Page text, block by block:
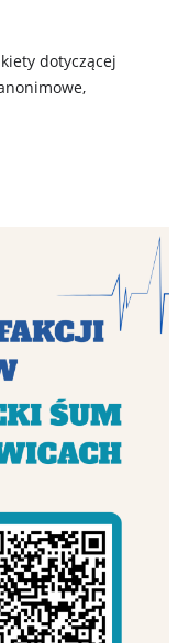
dotyczącej